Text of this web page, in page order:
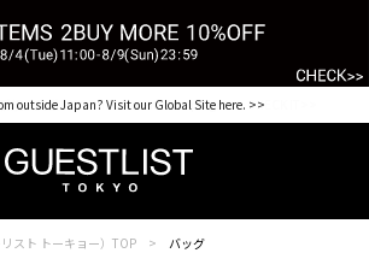
outside Japan? Visit our Global Site here. >>
新規会員様1000Point Present Campaign CHECK IT>>
スト トーキョー）TOP バッグ